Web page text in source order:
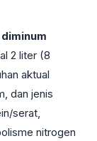
2 liter (8
aktual
dan jenis
serat,
nitrogen